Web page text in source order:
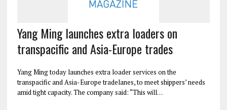
Yang Ming launches extra loaders on
transpacific and Asia-Europe trades
Yang Ming today launches extra loader services on the
transpacific and Asia-Europe tradelanes, to meet shippers’ needs
amid tight capacity. The company said: “This will…